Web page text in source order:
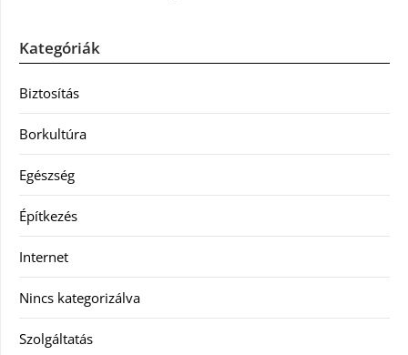
Kategóriák
Biztosítás
Borkultúra
Egészség
Építkezés
Internet
Nincs kategorizálva
Szolgáltatás